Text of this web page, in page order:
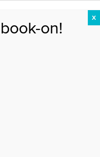
on!
X